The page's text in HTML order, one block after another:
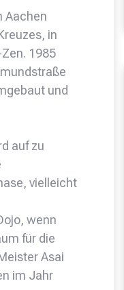
Aachen
in
1985
und
auf zu
vielleicht
wenn
für die
Asai
im Jahr